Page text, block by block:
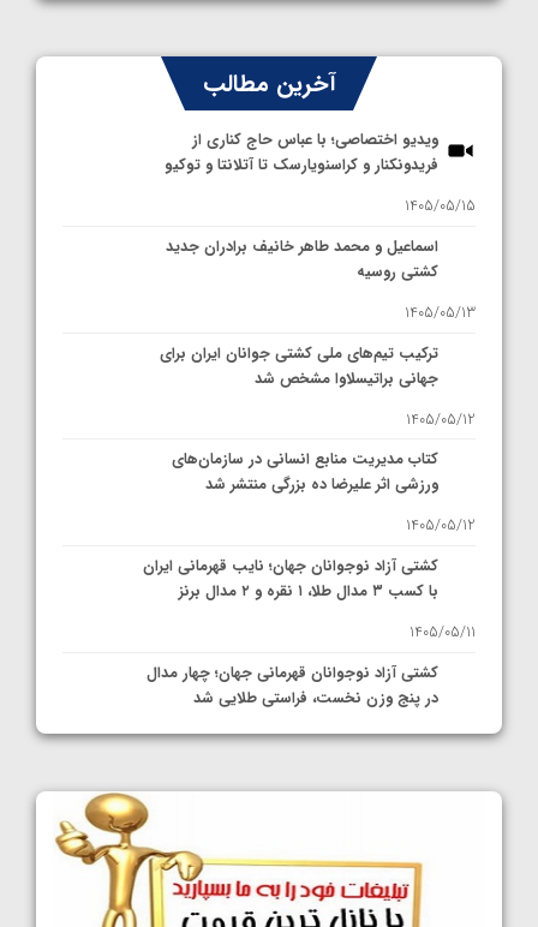
آخرین مطالب
ویدیو اختصاصی؛ با عباس حاج کناری از
فریدونکنار و کراسنویارسک تا آتلانتا و توکیو
1405/05/15
اسماعیل و محمد طاهر خانیف برادران جدید
کشتی روسیه
1405/05/13
ترکیب تیم‌های ملی کشتی جوانان ایران برای
جهانی براتیسلاوا مشخص شد
1405/05/12
کتاب مدیریت منابع انسانی در سازمان‌های
ورزشی اثر علیرضا ده بزرگی منتشر شد
1405/05/12
کشتی آزاد نوجوانان جهان؛ نایب قهرمانی ایران
با کسب ۳ مدال طلا، ۱ نقره و ۲ مدال برنز
1405/05/11
کشتی آزاد نوجوانان قهرمانی جهان؛ چهار مدال
در پنج وزن نخست، فراستی طلایی شد
1405/05/11
کشتی آزاد نوجوانان جهان؛ رقبای نمایندگان
ایران مشخص شدند